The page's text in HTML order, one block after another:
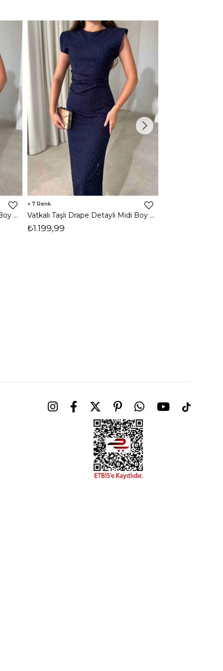
Vatkalı Taşlı Drape Detaylı Midi Boy Kahverengi Jesep Kadın Elbise 26Y282
7
Vatkalı Taşlı Drape Detaylı Midi Boy Lacivert Jesep Kadın Elbise 26Y282
₺1.199,99